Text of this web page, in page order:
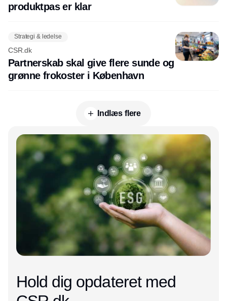
produktpas er klar
Strategi & ledelse
CSR.dk
Partnerskab skal give flere sunde og
grønne frokoster i København
Indlæs flere
Annonce
Hold dig opdateret med